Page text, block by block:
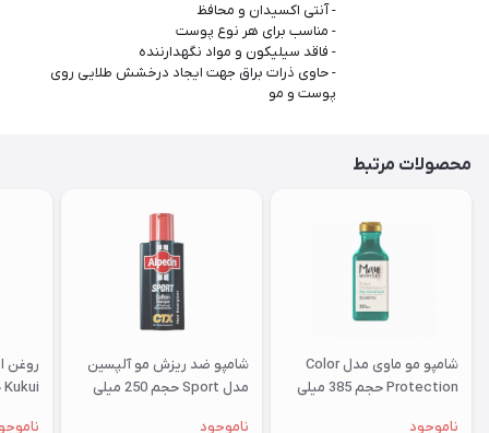
- آنتی اکسیدان و محافظ
- مناسب برای هر نوع پوست
- فاقد سیلیکون و مواد نگهدارننده
- حاوی ذرات براق جهت ایجاد درخشش طلایی روی
پوست و مو
محصولات مرتبط
شامپو مو ماوی مدل Color
Protection حجم 385 میلی
ناموجود
شامپو ضد ریزش مو آلپسین
مدل Sport حجم 250 میلی
ناموجود
روغن
Kukui حجم 118 میلی لیتر